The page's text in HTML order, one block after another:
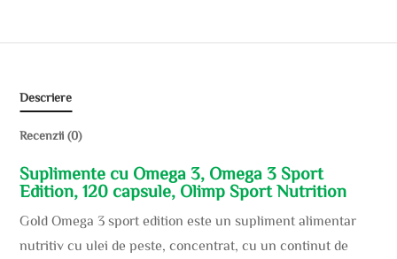
Descriere
Recenzii (0)
Suplimente cu Omega 3, Omega 3 Sport
Edition, 120 capsule, Olimp Sport Nutrition
Gold Omega 3 sport edition este un supliment alimentar
nutritiv cu ulei de peste, concentrat, cu un continut de